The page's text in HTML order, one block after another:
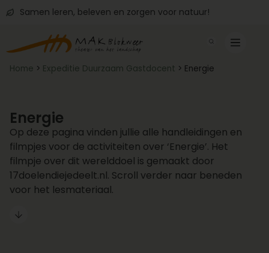
Samen leren, beleven en zorgen voor natuur!
Home > Expeditie Duurzaam Gastdocent > Energie
Energie
Op deze pagina vinden jullie alle handleidingen en
filmpjes voor de activiteiten over ‘Energie’. Het
filmpje over dit werelddoel is gemaakt door
17doelendiejedeelt.nl. Scroll verder naar beneden
voor het lesmateriaal.